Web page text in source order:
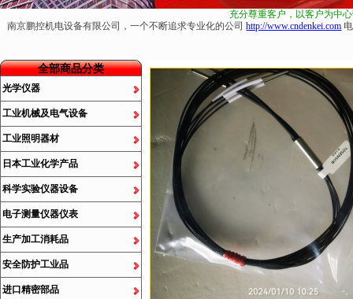
充分尊重客户，以客户为中
南京鹏控机电设备有限公司，一个不断追求专业化的公司http://www.cndenkei.com
全部商品分类
光学仪器
工业机械及电气设备
工业照明器材
日本工业化学产品
科学实验仪器设备
电子测量仪器仪表
生产加工消耗品
安全防护工业品
进口精密部品